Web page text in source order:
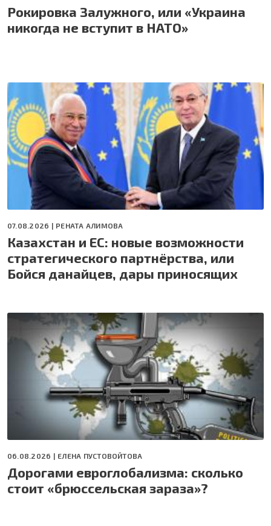
Рокировка Залужного, или «Украина
никогда не вступит в НАТО»
07.08.2026 | РЕНАТА АЛИМОВА
Казахстан и ЕС: новые возможности
стратегического партнёрства, или
Бойся данайцев, дары приносящих
06.08.2026 | ЕЛЕНА ПУСТОВОЙТОВА
Дорогами евроглобализма: сколько
стоит «брюссельская зараза»?